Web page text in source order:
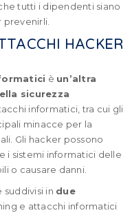
tutti i dipendenti siano
HACKER
è un’altra
sicurezza
informatici, tra cui gli
minacce per la
Gli hacker possono
i sistemi informatici delle
o causare danni.
in due
e attacchi informatici